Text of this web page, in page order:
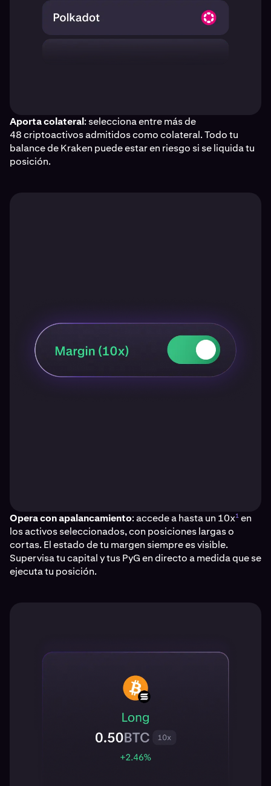
Aporta colateral: selecciona entre más de
48 criptoactivos admitidos como colateral. Todo tu
balance de Kraken puede estar en riesgo si se liquida tu
posición.
Opera con apalancamiento: accede a hasta un 10x1 en
los activos seleccionados, con posiciones largas o
cortas. El estado de tu margen siempre es visible.
Supervisa tu capital y tus PyG en directo a medida que se
ejecuta tu posición.